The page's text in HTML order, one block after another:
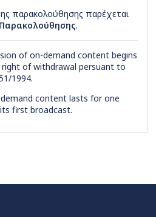
παρακολούθησης παρέχεται
.
of on-demand content begins
of withdrawal persuant to
1994.
content lasts for one
first broadcast.